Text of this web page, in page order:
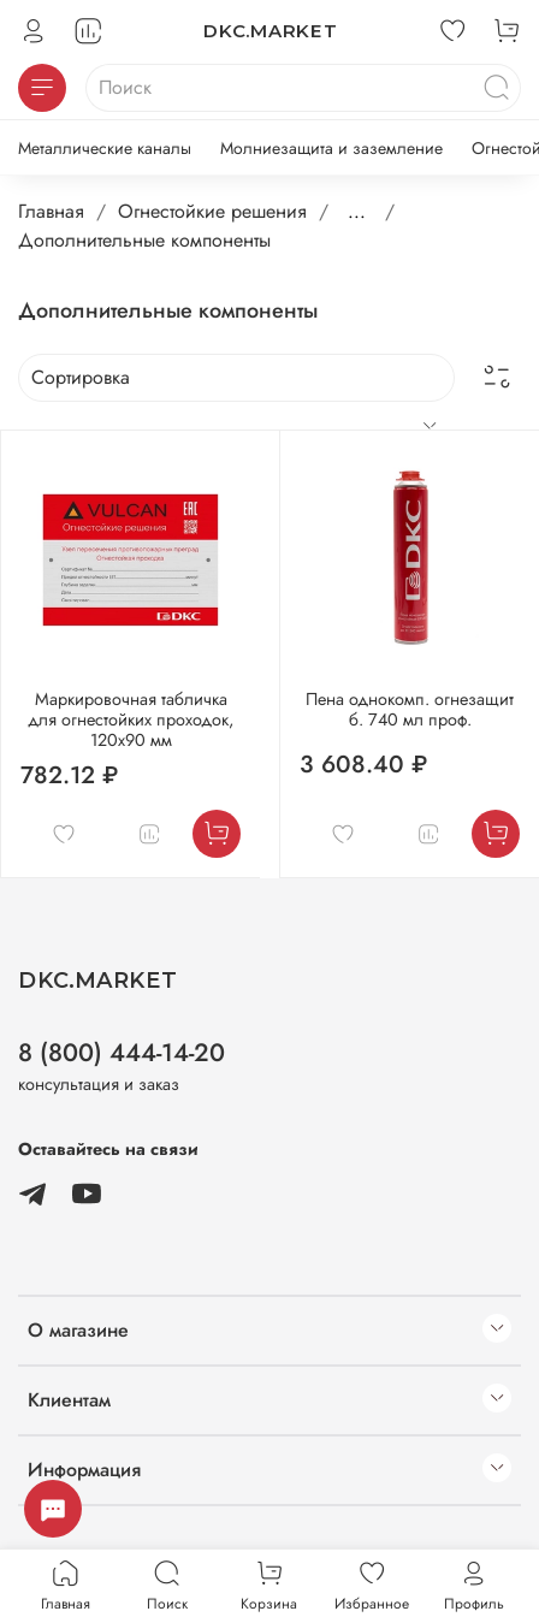
DKC.MARKET
Металлические каналы Молниезащита и заземление
Главная Огнестойкие решения
...
Дополнительные компоненты
Дополнительные компоненты
Маркировочная табличка
для огнестойких проходок,
120х90 мм
782.12 ₽
Пена однокомп. огнезащит
б. 740 мл проф.
3 608.40 ₽
О магазине
Клиентам
Информация
DKC.MARKET
8 (800) 444-14-20
консультация и заказ
Оставайтесь на связи
Главная Поиск Корзина Избранное Профиль